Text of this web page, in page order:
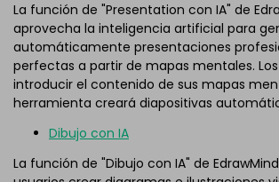
La función de "Presentation con IA" de
aprovecha la inteligencia artificial para
automáticamente presentaciones
perfectas a partir de mapas mentales.
introducir el contenido de sus mapas
herramienta creará diapositivas
Dibujo con IA
La función de "Dibujo con IA" de